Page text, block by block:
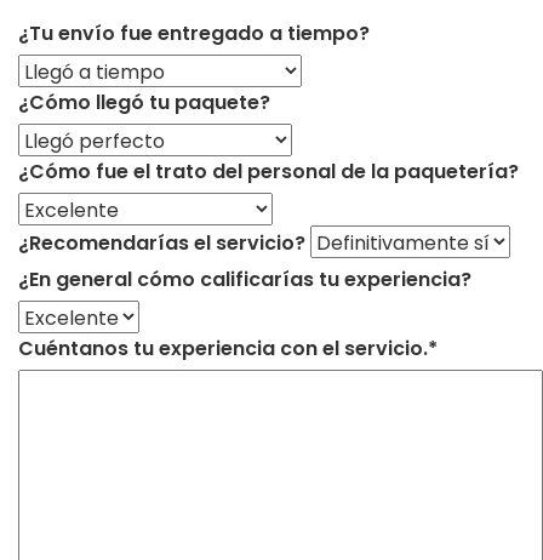
¿Tu envío fue entregado a tiempo?
¿Cómo llegó tu paquete?
¿Cómo fue el trato del personal de la paquetería?
¿Recomendarías el servicio?
¿En general cómo calificarías tu experiencia?
Cuéntanos tu experiencia con el servicio.*